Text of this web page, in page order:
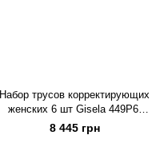
Набор трусов корректирующих
женских 6 шт Gisela 449P6,
белый, one size
8 445 грн